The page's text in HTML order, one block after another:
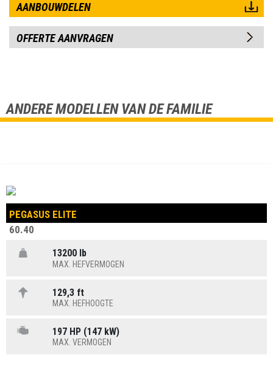
AANBOUWDELEN
OFFERTE AANVRAGEN
ANDERE MODELLEN VAN DE FAMILIE
PEGASUS ELITE
60.40
13200 lb
MAX. HEFVERMOGEN
129,3 ft
MAX. HEFHOOGTE
197 HP (147 kW)
MAX. VERMOGEN